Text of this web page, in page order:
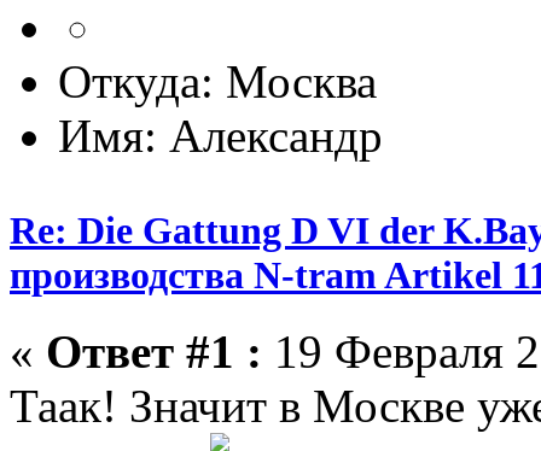
Откуда: Москва
Имя: Александр
Re: Die Gattung D VI der
производства N-tram Artikel
« Ответ #1 : 19 Февраля
Таак! Значит в Москве